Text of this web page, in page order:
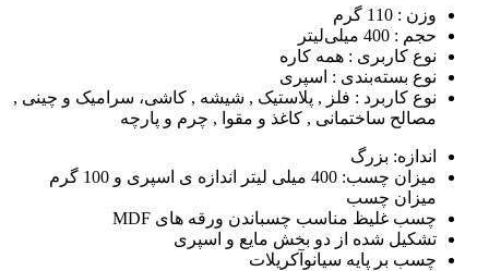
وزن : 110 گرم
حجم : 400 میلی‌لیتر
نوع کاربری : همه کاره
نوع بسته‌بندی : اسپری
نوع کاربرد : فلز , پلاستیک , شیشه , کاشی، سرامیک و چینی ,
مصالح ساختمانی , کاغذ و مقوا , چرم و پارچه
اندازه‏‏:‏‏ بزرگ
میزان چسب‏‏:‏‏ 400 میلی لیتر اندازه ی اسپری و 100 گرم
میزان چسب
چسب غلیظ مناسب چسباندن ورقه های MDF
تشکیل شده از دو بخش مایع و اسپری
چسب بر پایه سیانوآکریلات